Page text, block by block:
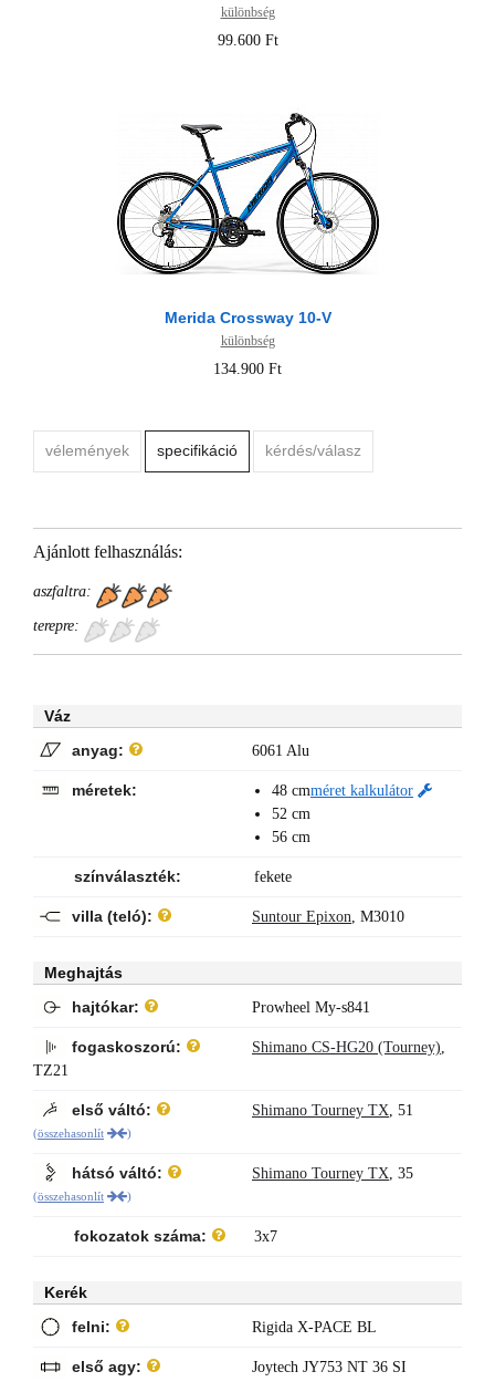
különbség
99.600 Ft
Merida Crossway 10-V
különbség
134.900 Ft
vélemények specifikáció kérdés/válasz
Ajánlott felhasználás:
aszfaltra:
terepre:
Váz
anyag:
6061 Alu
méretek:
48 cm
52 cm
56 cm
méret kalkulátor
színválaszték: fekete
villa (teló): Suntour Epixon M3010
Meghajtás
hajtókar:
Prowheel My-s841
fogaskoszorú: Shimano CS-HG20 (Tourney)
TZ21
első váltó: Shimano Tourney TX 51
(összehasonlít )
hátsó váltó: Shimano Tourney TX 35
(összehasonlít )
fokozatok száma: 3x7
Kerék
felni:
Rigida X-PACE BL
első agy: Joytech JY753 NT 36 SI